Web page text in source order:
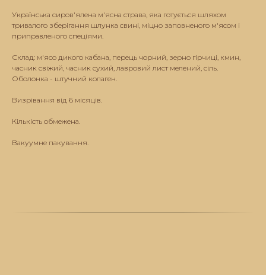
Українська сиров'ялена м'ясна страва, яка готується шляхом
тривалого зберігання шлунка свині, міцно заповненого м'ясом і
приправленого спеціями.
Склад: м'ясо дикого кабана, перець чорний, зерно гірчиці, кмин,
часник свіжий, часник сухий, лавровий лист мелений, сіль.
Оболонка - штучний колаген.
Визрівання від 6 місяців.
Кількість обмежена.
Вакуумне пакування.